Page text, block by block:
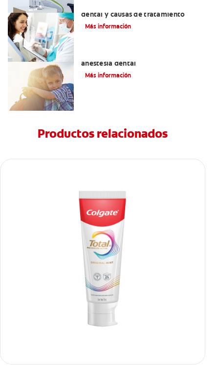
dental y causas de tratamiento
Más información
anestesia dental
Más información
Productos relacionados